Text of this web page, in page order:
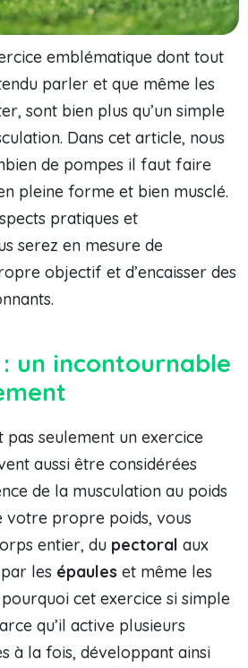
emblématique dont tout
parler et que même les
sont bien plus qu’un simple
Dans cet article, nous
de pompes il faut faire
pleine forme et bien musclé.
pratiques et
serez en mesure de
objectif et d’encaisser des
un incontournable
pas seulement un exercice
aussi être considérées
de la musculation au poids
votre propre poids, vous
entier, du pectoral aux
les épaules et même les
cet exercice si simple
qu’il active plusieurs
à la fois, développant ainsi